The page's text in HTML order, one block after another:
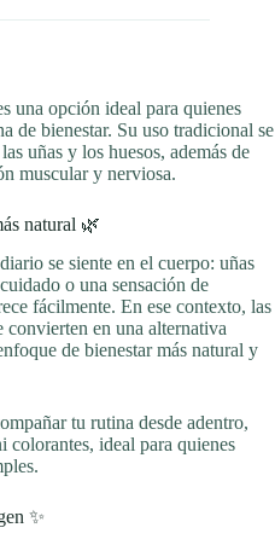
una opción ideal para quienes
de bienestar. Su uso tradicional se
uñas y los huesos, además de
muscular y nerviosa.
natural 🌿
se siente en el cuerpo: uñas
o una sensación de
fácilmente. En ese contexto, las
convierten en una alternativa
de bienestar más natural y
tu rutina desde adentro,
colorantes, ideal para quienes
✨